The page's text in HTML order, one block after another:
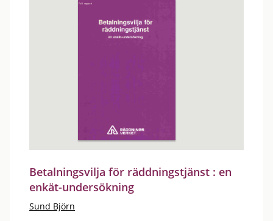
Betalningsvilja för räddningstjänst : en
enkät-undersökning
Sund Björn